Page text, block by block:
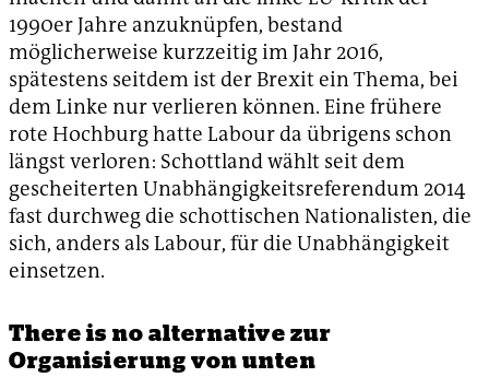
1990er Jahre anzuknüpfen, bestand
möglicherweise kurzzeitig im Jahr 2016,
spätestens seitdem ist der Brexit ein Thema, bei
dem Linke nur verlieren können. Eine frühere
rote Hochburg hatte Labour da übrigens schon
längst verloren: Schottland wählt seit dem
gescheiterten Unabhängigkeitsreferendum 2014
fast durchweg die schottischen Nationalisten, die
sich, anders als Labour, für die Unabhängigkeit
einsetzen.
There is no alternative zur
Organisierung von unten